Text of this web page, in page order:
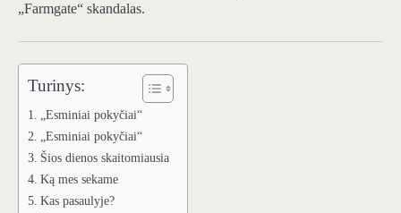
„Farmgate“ skandalas.
Turinys:
„Esminiai pokyčiai“
„Esminiai pokyčiai“
Šios dienos skaitomiausia
Ką mes sekame
Kas pasaulyje?